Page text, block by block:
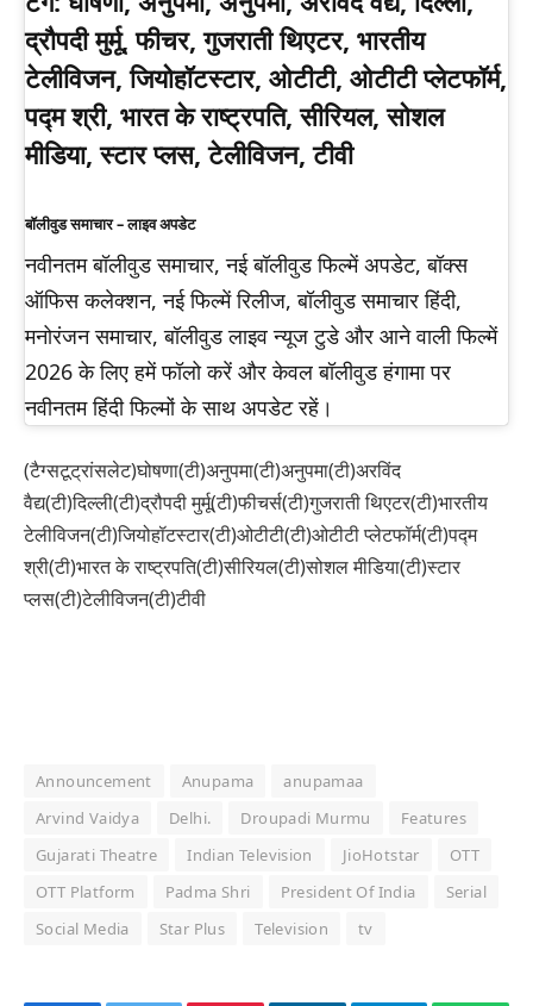
द्रौपदी मुर्मू, फीचर, गुजराती थिएटर, भारतीय
टेलीविजन, जियोहॉटस्टार, ओटीटी, ओटीटी प्लेटफॉर्म,
पद्म श्री, भारत के राष्ट्रपति, सीरियल, सोशल
मीडिया, स्टार प्लस, टेलीविजन, टीवी
बॉलीवुड समाचार – लाइव अपडेट
नवीनतम बॉलीवुड समाचार, नई बॉलीवुड फिल्में अपडेट, बॉक्स
ऑफिस कलेक्शन, नई फिल्में रिलीज, बॉलीवुड समाचार हिंदी,
मनोरंजन समाचार, बॉलीवुड लाइव न्यूज टुडे और आने वाली फिल्में
2026 के लिए हमें फॉलो करें और केवल बॉलीवुड हंगामा पर
नवीनतम हिंदी फिल्मों के साथ अपडेट रहें।
(टैग्सटूट्रांसलेट)घोषणा(टी)अनुपमा(टी)अनुपमा(टी)अरविंद
वैद्य(टी)दिल्ली(टी)द्रौपदी मुर्मू(टी)फीचर्स(टी)गुजराती थिएटर(टी)भारतीय
टेलीविजन(टी)जियोहॉटस्टार(टी)ओटीटी(टी)ओटीटी प्लेटफॉर्म(टी)पद्म
श्री(टी)भारत के राष्ट्रपति(टी)सीरियल(टी)सोशल मीडिया(टी)स्टार
प्लस(टी)टेलीविजन(टी)टीवी
Announcement Anupama
anupamaa
Arvind Vaidya
Delhi. Droupadi Murmu
Features
Gujarati Theatre
Indian Television JioHotstar
OTT
OTT Platform
Padma Shri President Of India
Serial
Social Media
Star Plus Television tv